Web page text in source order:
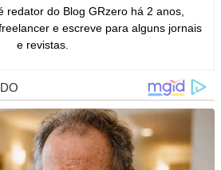
redator do Blog GRzero há 2 anos,
e escreve para alguns jornais
e revistas.